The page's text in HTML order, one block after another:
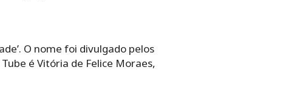
O nome foi divulgado pelos
é Vitória de Felice Moraes,